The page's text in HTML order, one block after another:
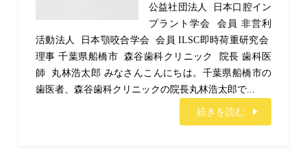
公益社団法人 日本口腔イン
プラント学会 会員 非営利
活動法人 日本顎咬合学会 会員 ILSC即時荷重研究会
理事 千葉県船橋市 森谷歯科クリニック 院長 歯科医
師 丸林浩太郎 みなさんこんにちは。千葉県船橋市の
歯医者、森谷歯科クリニックの院長丸林浩太郎で...
続きを読む